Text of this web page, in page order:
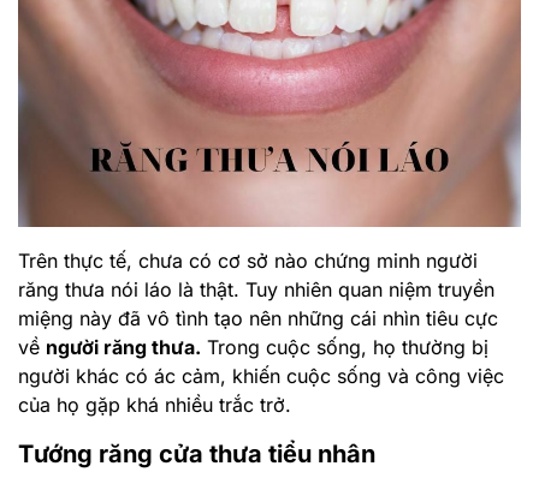
Trên thực tế, chưa có cơ sở nào chứng minh người
răng thưa nói láo là thật. Tuy nhiên quan niệm truyền
miệng này đã vô tình tạo nên những cái nhìn tiêu cực
về người răng thưa. Trong cuộc sống, họ thường bị
người khác có ác cảm, khiến cuộc sống và công việc
của họ gặp khá nhiều trắc trở.
Tướng răng cửa thưa tiểu nhân